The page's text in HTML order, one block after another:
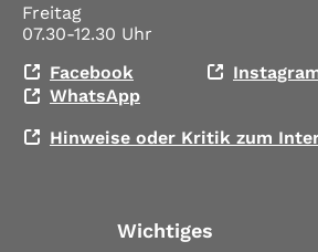
Freitag
07.30-12.30 Uhr
Facebook
WhatsApp
Hinweise oder Kritik zum
Wichtiges